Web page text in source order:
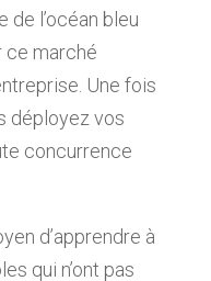
de l’océan bleu
ce marché
Une fois
déployez vos
concurrence
d’apprendre à
qui n’ont pas